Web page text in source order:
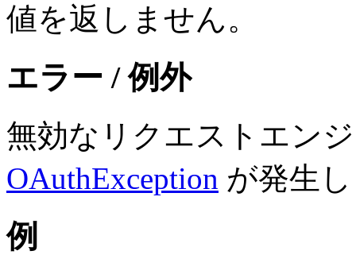
値を返しません。
エラー / 例外
無効なリクエストエン
OAuthException が発生
例